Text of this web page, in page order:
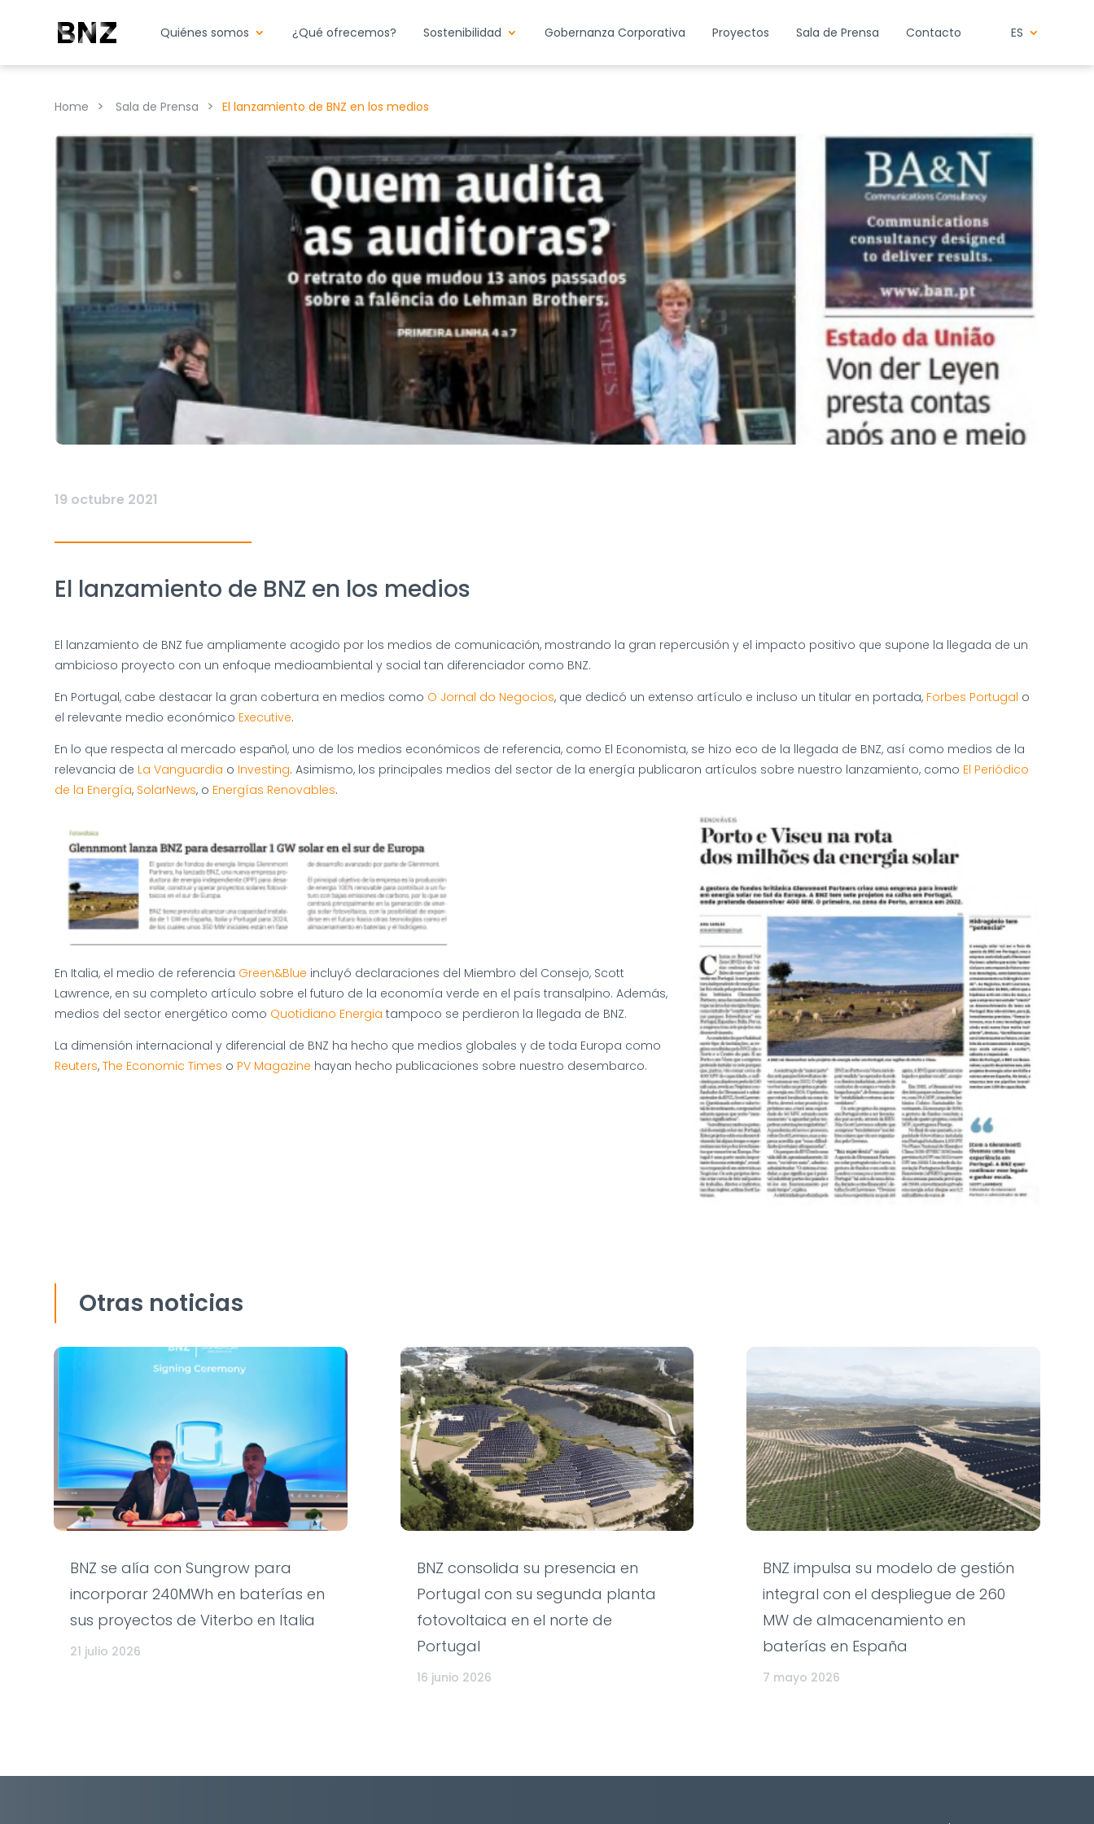
Quiénes somos ¿Qué ofrecemos? Sostenibilidad Gobernanza Corporativa Proyectos Sala de Prensa Contacto ES
Home > Sala de Prensa > El lanzamiento de BNZ en los medios
19 octubre 2021
El lanzamiento de BNZ en los medios
El lanzamiento de BNZ fue ampliamente acogido por los medios de comunicación, mostrando la gran repercusión y el impacto positivo que supone la llegada de un
ambicioso proyecto con un enfoque medioambiental y social tan diferenciador como BNZ.
En Portugal, cabe destacar la gran cobertura en medios como O Jornal do Negocios, que dedicó un extenso artículo e incluso un titular en portada, Forbes Portugal o
el relevante medio económico Executive.
En lo que respecta al mercado español, uno de los medios económicos de referencia, como El Economista, se hizo eco de la llegada de BNZ, así como medios de la
relevancia de La Vanguardia o Investing. Asimismo, los principales medios del sector de la energía publicaron artículos sobre nuestro lanzamiento, como El Periódico
de la Energía, SolarNews, o Energías Renovables.
En Italia, el medio de referencia Green&Blue incluyó declaraciones del Miembro del Consejo, Scott
Lawrence, en su completo artículo sobre el futuro de la economía verde en el país transalpino. Además,
medios del sector energético como Quotidiano Energia tampoco se perdieron la llegada de BNZ.
La dimensión internacional y diferencial de BNZ ha hecho que medios globales y de toda Europa como
Reuters,The Economic Times o PV Magazine hayan hecho publicaciones sobre nuestro desembarco.
Otras noticias
BNZ se alía con Sungrow para
incorporar 240MWh en baterías en
sus proyectos de Viterbo en Italia
21 julio 2026
BNZ consolida su presencia en
Portugal con su segunda planta
fotovoltaica en el norte de
Portugal
16 junio 2026
BNZ impulsa su modelo de gestión
integral con el despliegue de 260
MW de almacenamiento en
baterías en España
7 mayo 2026